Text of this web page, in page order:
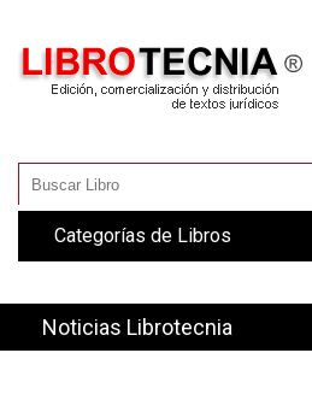
Categorías de Libros
Noticias Librotecnia